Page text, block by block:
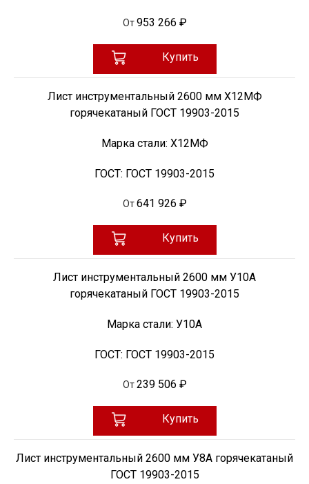
От 953 266 ₽
Купить
Лист инструментальный 2600 мм Х12МФ
горячекатаный ГОСТ 19903-2015
Марка стали: Х12МФ
ГОСТ: ГОСТ 19903-2015
От 641 926 ₽
Купить
Лист инструментальный 2600 мм У10А
горячекатаный ГОСТ 19903-2015
Марка стали: У10А
ГОСТ: ГОСТ 19903-2015
От 239 506 ₽
Купить
Лист инструментальный 2600 мм У8А горячекатаный
ГОСТ 19903-2015